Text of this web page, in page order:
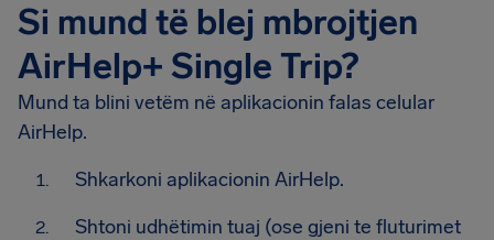
Si mund të blej mbrojtjen
AirHelp+ Single Trip?
Mund ta blini vetëm në aplikacionin falas celular
AirHelp.
Shkarkoni aplikacionin AirHelp.
Shtoni udhëtimin tuaj (ose gjeni te fluturimet